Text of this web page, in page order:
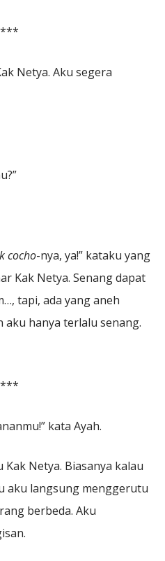
***
Netya. Aku segera
cocho-nya, ya!” kataku yang
Kak Netya. Senang dapat
tapi, ada yang aneh
aku hanya terlalu senang.
***
kata Ayah.
Kak Netya. Biasanya kalau
aku langsung menggerutu
berbeda. Aku